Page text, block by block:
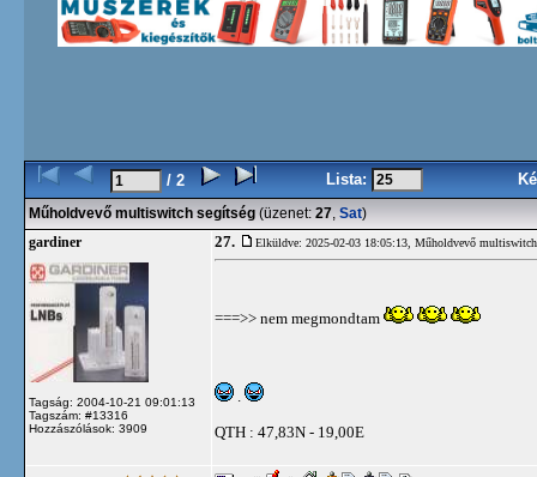
/ 2 Lista:
Műholdvevő multiswitch segítség (üzenet: 27, Sat)
gardiner
Tagság: 2004-10-21 09:01:13
Tagszám: #13316
Hozzászólások: 3909
27. Elküldve: 2025-02-03 18:05:13, Műholdvevő multiswitch
===>> nem megmondtam
QTH : 47,83N - 19,00E